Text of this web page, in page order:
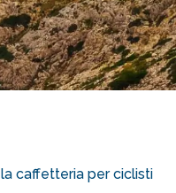
caffetteria per ciclisti